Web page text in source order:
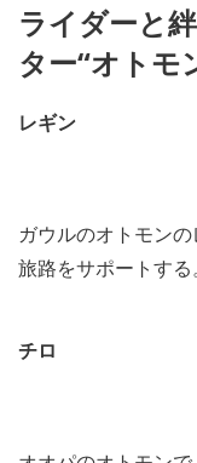
ライダーと
ター“オトモ
レギン
ガウルのオトモン
旅路をサポートする。
チロ